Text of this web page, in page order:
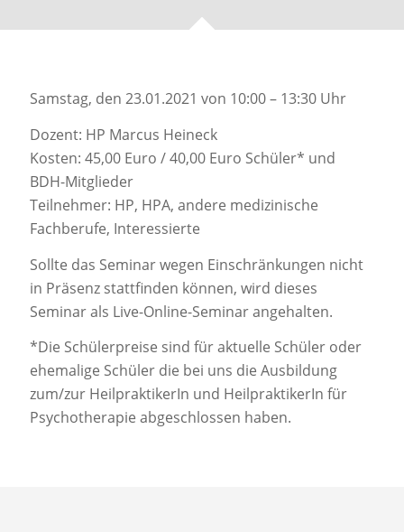
Samstag, den 23.01.2021 von 10:00 – 13:30 Uhr
Dozent: HP Marcus Heineck
Kosten: 45,00 Euro / 40,00 Euro Schüler* und
BDH-Mitglieder
Teilnehmer: HP, HPA, andere medizinische
Fachberufe, Interessierte
Sollte das Seminar wegen Einschränkungen nicht
in Präsenz stattfinden können, wird dieses
Seminar als Live-Online-Seminar angehalten.
*Die Schülerpreise sind für aktuelle Schüler oder
ehemalige Schüler die bei uns die Ausbildung
zum/zur HeilpraktikerIn und HeilpraktikerIn für
Psychotherapie abgeschlossen haben.